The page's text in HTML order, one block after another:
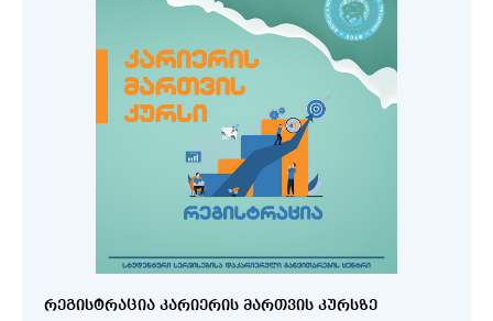
ᲠᲔᲒᲘᲡᲢᲠᲐᲪᲘᲐ ᲙᲐᲠᲘᲔᲠᲘᲡ ᲛᲐᲠᲗᲕᲘᲡ ᲙᲣᲠᲡᲖᲔ